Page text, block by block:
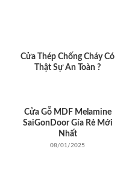
Cửa Thép Chống Cháy Có
Thật Sự An Toàn ?
Cửa Gỗ MDF Melamine
SaiGonDoor Gía Rẻ Mới
Nhất
08/01/2025